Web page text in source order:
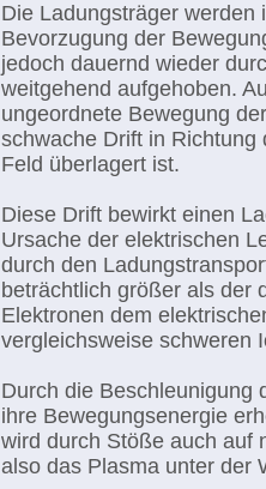
Die Ladungsträger werden
Bevorzugung der
jedoch dauernd wieder
weitgehend aufgehoben.
ungeordnete Bewegung
schwache Drift in
Feld überlagert ist.
Diese Drift bewirkt einen
Ursache der elektrischen
durch den
beträchtlich größer als der
Elektronen dem
vergleichsweise schweren
Durch die Beschleunigung
ihre Bewegungsenergie
wird durch Stöße auch auf
also das Plasma unter der